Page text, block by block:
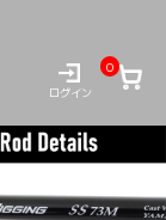
ログイン
0